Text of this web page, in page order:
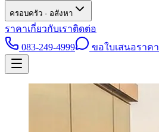
ครอบครัว · อสังหา
ราคาเกี่ยวกับเราติดต่อ
083-249-4999
ขอใบเสนอราคา